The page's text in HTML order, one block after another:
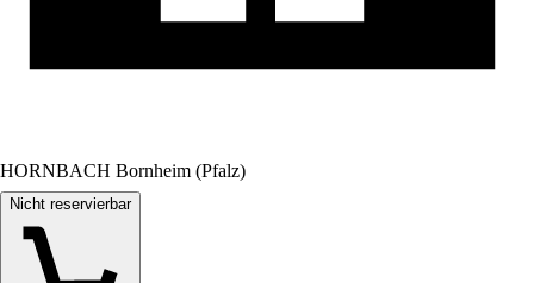
HORNBACH Bornheim (Pfalz)
Nicht reservierbar